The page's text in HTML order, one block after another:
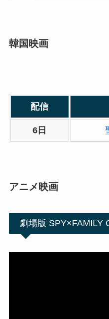
韓国映画
配信
6日
アニメ映画
劇場版 SPY×FAMILY